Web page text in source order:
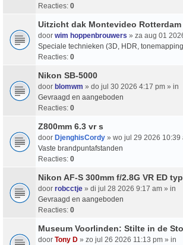
Reacties: 0
Uitzicht dak Montevideo Rotterdam
door wim hoppenbrouwers » za aug 01
Speciale technieken (3D, HDR,
Reacties: 0
Nikon SB-5000
door blomwm » do jul 30 2026 4:17 pm » in
Gevraagd en aangeboden
Reacties: 0
Z800mm 6.3 vr s
door DjenghisCordy » wo jul 29 2026 10:39
Vaste brandpuntafstanden
Reacties: 0
Nikon AF-S 300mm f/2.8G VR ED
door robcctje » di jul 28 2026 9:17 am » in
Gevraagd en aangeboden
Reacties: 0
Museum Voorlinden: Stilte in de
door Tony D » zo jul 26 2026 11:13 pm » in